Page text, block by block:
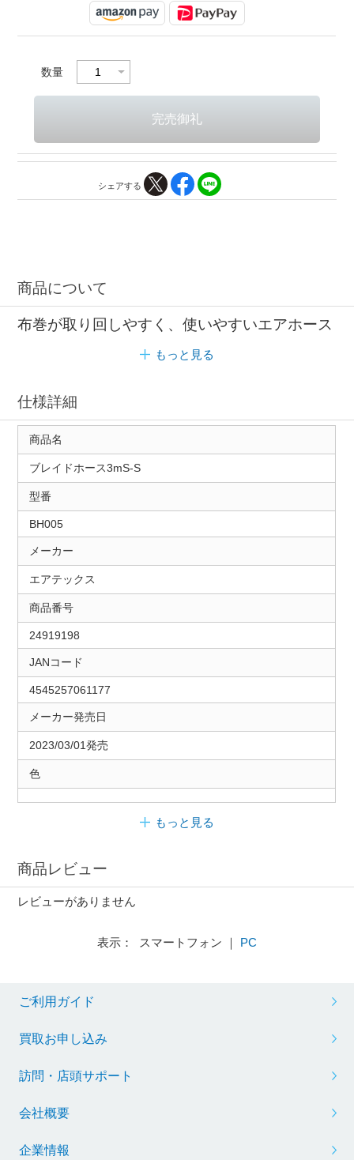
数量
シェアする
商品について
布巻が取り回しやすく、使いやすいエアホース
もっと見る
仕様詳細
商品名
ブレイドホース3mS-S
型番
BH005
メーカー
エアテックス
商品番号
24919198
JANコード
4545257061177
メーカー発売日
2023/03/01発売
色
もっと見る
商品レビュー
レビューがありません
表示： スマートフォン ｜ PC
ご利用ガイド
買取お申し込み
訪問・店頭サポート
会社概要
企業情報